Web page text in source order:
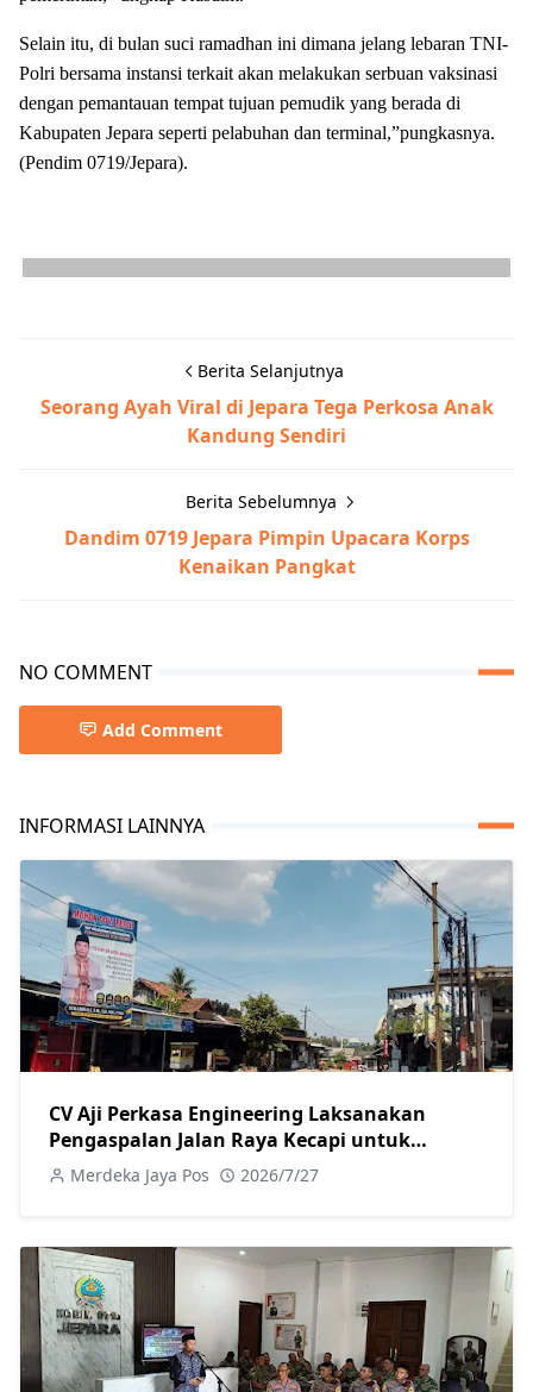
Selain itu, di bulan suci ramadhan ini dimana jelang lebaran TNI-
Polri bersama instansi terkait akan melakukan serbuan vaksinasi
dengan pemantauan tempat tujuan pemudik yang berada di
Kabupaten Jepara seperti pelabuhan dan terminal,”pungkasnya.
(Pendim 0719/Jepara).
Berita Selanjutnya
Seorang Ayah Viral di Jepara Tega Perkosa Anak
Kandung Sendiri
Berita Sebelumnya
Dandim 0719 Jepara Pimpin Upacara Korps
Kenaikan Pangkat
NO COMMENT
Add Comment
INFORMASI LAINNYA
CV Aji Perkasa Engineering Laksanakan
Pengaspalan Jalan Raya Kecapi untuk
Tingkatkan Kualitas Infrastruktur
Merdeka Jaya Pos 2026/7/27